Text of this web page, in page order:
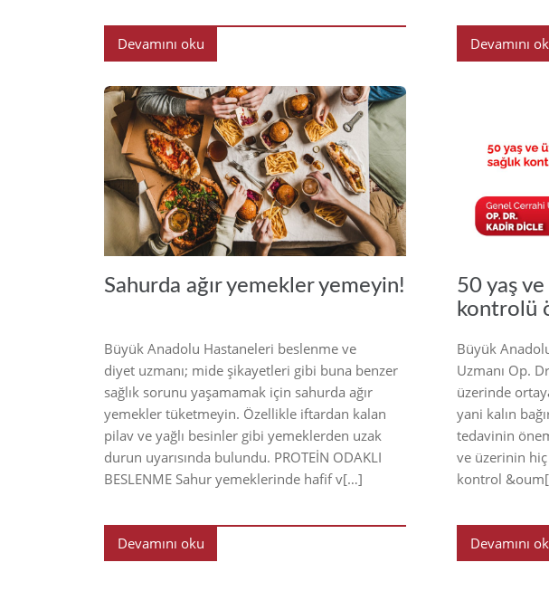
Devamını oku Devamını
2021
Sahurda ağır yemekler yemeyin!
Büyük Anadolu Hastaneleri beslenme ve
diyet uzmanı; mide şikayetleri gibi buna benzer
sağlık sorunu yaşamamak için sahurda ağır
yemekler tüketmeyin. Özellikle iftardan kalan
pilav ve yağlı besinler gibi yemeklerden uzak
durun uyarısında bulundu. PROTEİN ODAKLI
BESLENME Sahur yemeklerinde hafif v[…]
Devamını oku
50 yaş
kontrolü
Büyük
Uzmanı Op.
üzerinde
yani kalın
tedavinin
ve üzerinin
kontrol
Devamını